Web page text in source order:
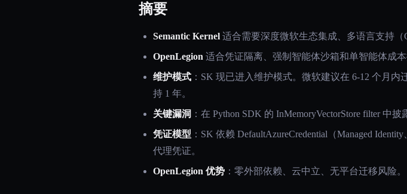
摘要
Semantic Kernel 适合需要深度微软生态集成、多语言支持（
OpenLegion 适合凭证隔离、强制智能体沙箱和单智能体成
维护模式 ：SK 现已进入维护模式。微软建议在 6-12 个月内
持 1 年。
关键漏洞 ：在 Python SDK 的 InMemoryVectorStore filter 中
凭证模型 ：SK 依赖 DefaultAzureCredential（Managed
代理凭证。
OpenLegion 优势 ：零外部依赖、云中立、无平台迁移风险。